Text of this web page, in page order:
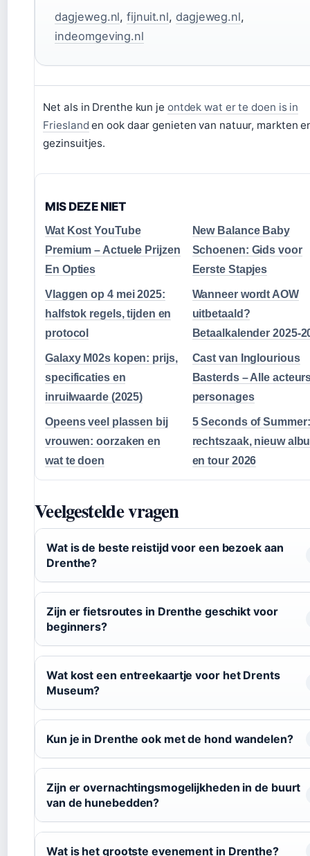
dagjeweg.nl,fijnuit.nl,dagjeweg.nl,
indeomgeving.nl
Net als in Drenthe kun je ontdek wat er te doen is in
Friesland en ook daar genieten van natuur, markten
gezinsuitjes.
MIS DEZE NIET
Wat Kost YouTube
Premium – Actuele Prijzen
En Opties
New Balance Baby
Schoenen: Gids voor
Eerste Stapjes
Vlaggen op 4 mei 2025:
halfstok regels, tijden en
protocol
Wanneer wordt AOW
uitbetaald?
Betaalkalender 2025-
Galaxy M02s kopen: prijs,
specificaties en
inruilwaarde (2025)
Cast van Inglourious
Basterds – Alle
personages
Opeens veel plassen bij
vrouwen: oorzaken en
wat te doen
5 Seconds of Summer:
rechtszaak, nieuw
en tour 2026
Veelgestelde vragen
Wat is de beste reistijd voor een bezoek aan
Drenthe?
Zijn er fietsroutes in Drenthe geschikt voor
beginners?
Wat kost een entreekaartje voor het Drents
Museum?
Kun je in Drenthe ook met de hond wandelen?
Zijn er overnachtingsmogelijkheden in de buurt
van de hunebedden?
Wat is het grootste evenement in Drenthe?